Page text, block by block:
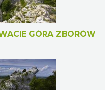
GÓRA ZBORÓW